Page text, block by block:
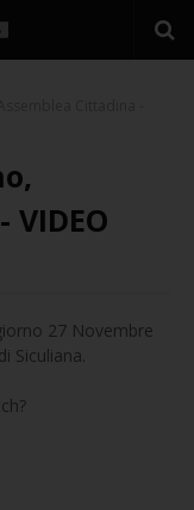
27 Novembre
Siculiana.